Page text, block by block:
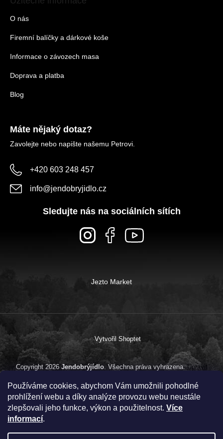
Používáme cookies, abychom Vám umožnili pohodlné
prohlížení webu a díky analýze provozu webu neustále
zlepšovali jeho funkce, výkon a použitelnost. Více
informací.
O nás
Firemní balíčky a dárkové koše
Informace o závozech masa
Doprava a platba
Blog
Máte nějaký dotaz?
Zavolejte nebo napište našemu Petrovi.
+420 603 248 457
info@jendobryjidlo.cz
Sledujte nás na sociálních sítích
Jezto Market
Vytvořil Shoptet
Copyright 2026 Jendobrýjídlo. Všechna práva vyhrazena.Upravit